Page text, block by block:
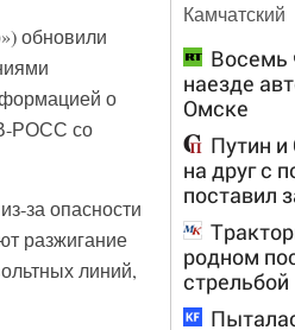
обновили
о
РОСС со
за опасности
разжигание
линий,
Камчатский
Восемь
наезде
Омске
Путин
на друг с
поставил
родном
стрельбой